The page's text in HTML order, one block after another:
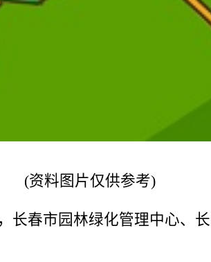
(资料图片仅供参考)
长春市园林绿化管理中心、